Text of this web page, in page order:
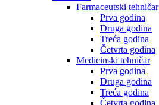
Farmaceutski tehničar
Prva godina
Druga godina
Treća godina
Četvrta godina
Medicinski tehničar
Prva godina
Druga godina
Treća godina
Četvrta godina